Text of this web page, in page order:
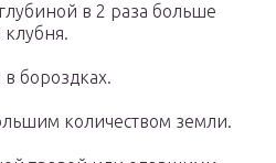
в 2 раза больше
клубня.
бороздках.
количеством земли.